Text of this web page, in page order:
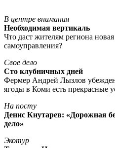
В центре внимания
Необходимая вертикаль
Что даст жителям региона
самоуправления?
Свое дело
Сто клубничных дней
Фермер Андрей Лызлов
ягоды в Коми есть прекрасные
На посту
Денис Кнутарев: «Дорожная
дело»
Экотур